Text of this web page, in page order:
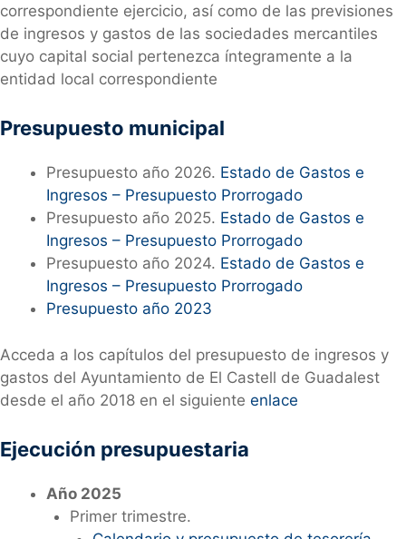
correspondiente ejercicio, así como de las previsiones
de ingresos y gastos de las sociedades mercantiles
cuyo capital social pertenezca íntegramente a la
entidad local correspondiente
Presupuesto municipal
Presupuesto año 2026. Estado de Gastos e
Ingresos – Presupuesto Prorrogado
Presupuesto año 2025. Estado de Gastos e
Ingresos – Presupuesto Prorrogado
Presupuesto año 2024. Estado de Gastos e
Ingresos – Presupuesto Prorrogado
Presupuesto año 2023
Acceda a los capítulos del presupuesto de ingresos y
gastos del Ayuntamiento de El Castell de Guadalest
desde el año 2018 en el siguiente enlace
Ejecución presupuestaria
Año 2025
Primer trimestre.